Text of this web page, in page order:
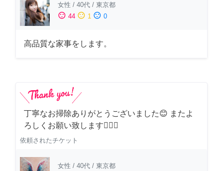
女性 / 40代 / 東京都
sentiment_satisfied 44 sentiment_neutral 1 sentiment_dissatisfied 0
高品質な家事をします。
丁寧なお掃除ありがとうございました😊 またよ
ろしくお願い致します🙆‍♀️✨
依頼されたチケット
女性 / 40代 / 東京都